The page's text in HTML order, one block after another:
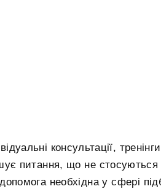
консультації,
питання, що не
необхідна у сфері